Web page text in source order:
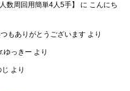
数周回用簡単4人5手】 に こんにち
もありがとうございます より
ゆっきー より
より